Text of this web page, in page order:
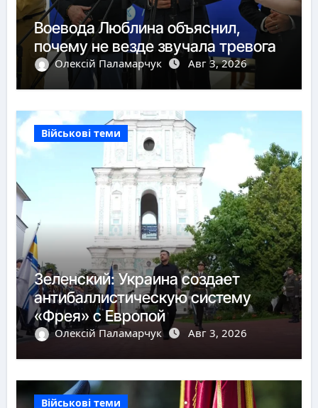
Воевода Люблина объяснил,
почему не везде звучала тревога
Олексій Паламарчук Авг 3, 2026
Військові теми
Зеленский: Украина создает
антибаллистическую систему
«Фрея» с Европой
Олексій Паламарчук Авг 3, 2026
Військові теми